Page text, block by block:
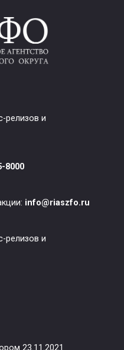
релизов и
8000
info@riaszfo.ru
релизов и
23.11.2021